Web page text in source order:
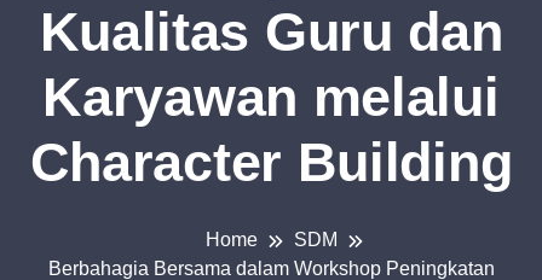
Kualitas Guru dan
Karyawan melalui
Character Building
Home
SDM
Berbahagia Bersama dalam Workshop Peningkatan